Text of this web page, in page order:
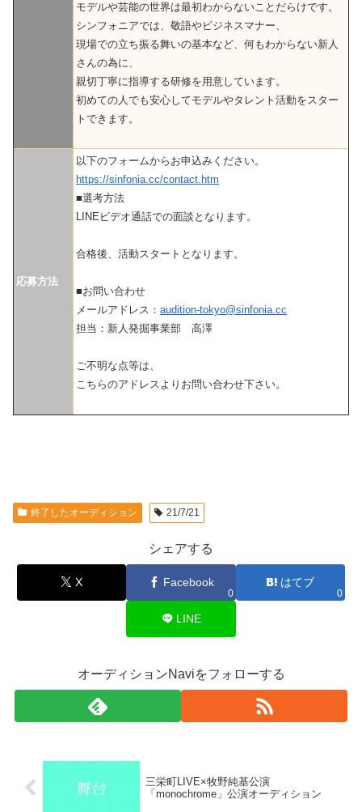
モデルや芸能の世界は最初わからないことだらけです。
シンフォニアでは、敬語やビジネスマナー、
現場での立ち振る舞いの基本など、何もわからない新人
さんの為に、
親切丁寧に指導する研修を用意しています。
初めての人でも安心してモデルやタレント活動をスター
トできます。
応募方法
以下のフォームからお申込みください。
https://sinfonia.cc/contact.htm
■選考方法
LINEビデオ通話での面談となります。
合格後、活動スタートとなります。
■お問い合わせ
メールアドレス： audition-tokyo@sinfonia.cc
担当：新人発掘事業部 高澤
ご不明な点等は、
こちらのアドレスよりお問い合わせ下さい。
終了したオーディション 21/7/21
シェアする
X Facebook
0
はてブ
0
LINE
オーディションNaviをフォローする
三栄町LIVE×牧野純基公演
「monochrome」公演オーディション